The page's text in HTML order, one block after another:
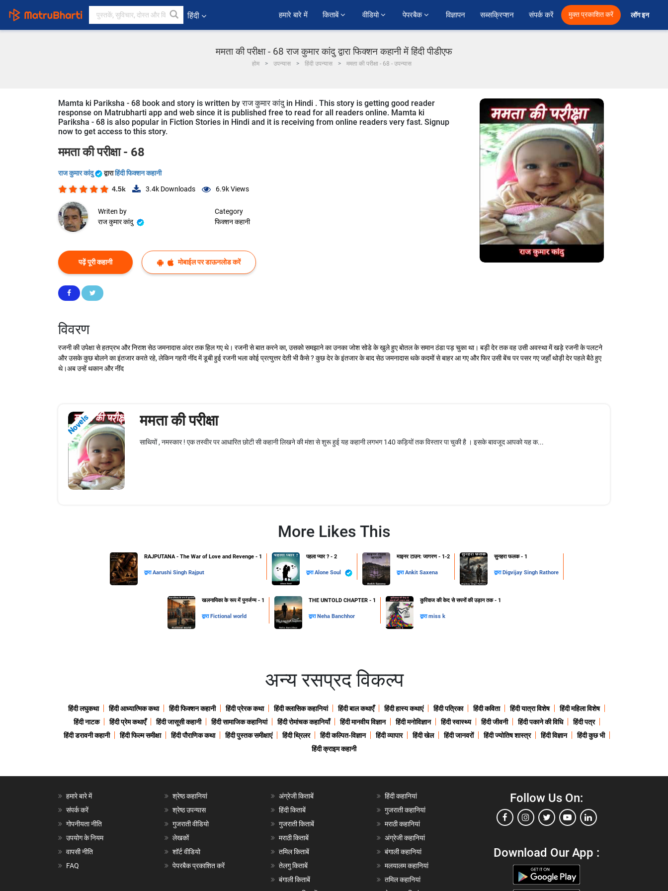
हिंदी हमारे बारे में किताबें वीडियो पेपरबैक विज्ञापन सब्सक्रिप्शन संपर्क करें मुक्त प्रकाशित करें लॉग इन
ममता की परीक्षा - 68 राज कुमार कांदु द्वारा फिक्शन कहानी में हिंदी पीडीएफ
होम उपन्यास हिंदी उपन्यास ममता की परीक्षा - 68 - उपन्यास
Mamta ki Pariksha - 68 book and story is written by राज कुमार कांदु in Hindi . This story is getting good reader
response on Matrubharti app and web since it is published free to read for all readers online. Mamta ki
Pariksha - 68 is also popular in Fiction Stories in Hindi and it is receiving from online readers very fast. Signup
now to get access to this story.
ममता की परीक्षा - 68
राज कुमार कांदु द्वाराहिंदी फिक्शन कहानी
4.5k 3.4k Downloads 6.9kViews
Writen by
राज कुमार कांदु
Category
फिक्शन कहानी
पढ़ें पूरी कहानी मोबाईल पर डाऊनलोड करें
विवरण
रजनी की उपेक्षा से हतप्रभ और निराश सेठ जमनादास अंदर तक हिल गए थे। रजनी से बात करने का, उसको समझाने का उनका जोश सोडे के खुले हुए बोतल के समान ठंडा पड़ चुका था। बड़ी देर तक वह उसी अवस्था में खड़े रजनी के पलटने
और उसके कुछ बोलने का इंतजार करते रहे, लेकिन गहरी नींद में डूबी हुई रजनी भला कोई प्रत्युत्तर देती भी कैसे ? कुछ देर के इंतजार के बाद सेठ जमनादास थके कदमों से बाहर आ गए और फिर उसी बेंच पर पसर गए जहाँ थोड़ी देर पहले बैठे हुए
थे।अब उन्हें थकान और नींद
Novels ममता की परीक्षा
साथियों , नमस्कार ! एक तस्वीर पर आधारित छोटी सी कहानी लिखने की मंशा से शुरू हुई यह कहानी लगभग 140 कड़ियों तक विस्तार पा चुकी है । इसके बावजूद आपको यह क...
More Likes This
RAJPUTANA - The War of Love and Revenge - 1
द्वाराAarushi Singh Rajput
पहला प्यार ? - 2
द्वाराAlone Soul
माइनर टाउन: जागरण - 1-2
द्वाराAnkit Saxena
सुनहरा फलक - 1
द्वारा Digvijay Singh Rathore
खलनायिका के रूप में पुनर्जन्म - 1
द्वारा Fictional world
THE UNTOLD CHAPTER - 1
द्वारा Neha Banchhor
कुरिवाज की केद से सपनों की उड़ान तक - 1
द्वाराmiss k
अन्य रसप्रद विकल्प
हिंदी लघुकथा हिंदी आध्यात्मिक कथा हिंदी फिक्शन कहानी हिंदी प्रेरक कथा हिंदी क्लासिक कहानियां हिंदी बाल कथाएँ हिंदी हास्य कथाएं हिंदी पत्रिका हिंदी कविता हिंदी यात्रा विशेष
हिंदी महिला विशेष
हिंदी नाटक
हिंदी प्रेम कथाएँ हिंदी जासूसी कहानी हिंदी सामाजिक कहानियां हिंदी रोमांचक कहानियाँ हिंदी मानवीय विज्ञान हिंदी मनोविज्ञान हिंदी स्वास्थ्य हिंदी जीवनी हिंदी पकाने की विधि
हिंदी पत्र
हिंदी डरावनी कहानी
हिंदी फिल्म समीक्षा हिंदी पौराणिक कथा हिंदी पुस्तक समीक्षाएं हिंदी थ्रिलर हिंदी कल्पित-विज्ञान हिंदी व्यापार हिंदी खेल हिंदी जानवरों हिंदी ज्योतिष शास्त्र हिंदी विज्ञान
हिंदी कुछ भी
हिंदी क्राइम कहानी
हमारे बारे में
संपर्क करें
गोपनीयता नीति
उपयोग के नियम
वापसी नीति
FAQ
श्रेष्ठ कहानियां
श्रेष्ठ उपन्यास
गुजराती वीडियो
लेखकों
शॉर्ट वीडियो
पेपरबैक प्रकाशित करें
अंग्रेजी किताबें
हिंदी किताबें
गुजराती किताबें
मराठी किताबें
तमिल किताबें
तेलगु किताबें
बंगाली किताबें
हिंदी कहानियां
गुजराती कहानियां
मराठी कहानियां
अंग्रेजी कहानियां
बंगाली कहानियां
मलयालम कहानियां
तमिल कहानियां
Follow Us On:
Download Our App :